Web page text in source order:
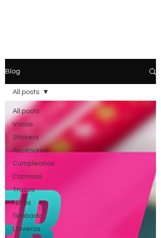
Blog
All posts
Vasos
Stickers
Accesorios
Cumpleaños
Camisas
Trucos
Niños
Grabado
Llaveros
All posts